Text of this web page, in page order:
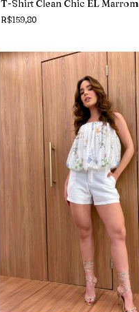
T-Shirt Clean Chic EL Marrom
R$159,80